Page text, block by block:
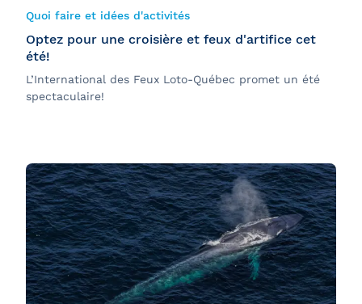
Quoi faire et idées d'activités
Optez pour une croisière et feux d'artifice cet
été!
L’International des Feux Loto-Québec promet un été
spectaculaire!